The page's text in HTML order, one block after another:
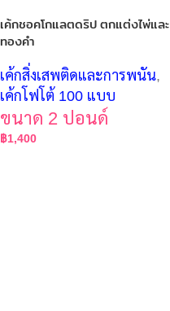
เค้กชอคโกแลตดริป ตกแต่งไพ่และ
ทองคำ
เค้กสิ่งเสพติดและการพนัน,
เค้กโฟโต้ 100 แบบ
ขนาด 2 ปอนด์
฿1,400